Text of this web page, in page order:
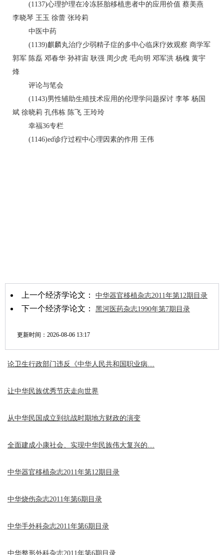
(1137)心理护理在冷冻胚胎移植患者中的应用价值 蔡美燕
李晓琴 王玉 徐蕾 张玲莉
中医中药
(1139)麒麟丸治疗少弱精子症的多中心临床疗效观察 商学军
郭军 陈磊 邓春华 孙祥宙 耿强 周少虎 毛向明 邓军洪 杨槐 黄宇
烽
评论与笔会
(1143)男性辅助生殖技术应用的伦理学问题探讨 李筝 杨国
斌 徐晓莉 孔伟栋 陈飞 王玲玲
幸福36专栏
(1146)ed诊疗过程中心理因素的作用 王伟
上一个经济学论文： 中华器官移植杂志2011年第12期目录
下一个经济学论文： 黑河医药杂志1990年第7期目录
更新时间： 2026-08-06 13:17
论卫生行政部门违反《中华人民共和国职业病…
让中华民族优秀节庆走向世界
从中华民国成立到抗战时期地方财政的演变
全面建成小康社会、实现中华民族伟大复兴的…
中华器官移植杂志2011年第12期目录
中华烧伤杂志2011年第6期目录
中华手外科杂志2011年第6期目录
中华整形外科杂志2011年第6期目录